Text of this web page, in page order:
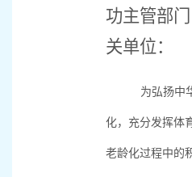
功主管部
关单位：
为弘扬中
化，充分发挥体
老龄化过程中的